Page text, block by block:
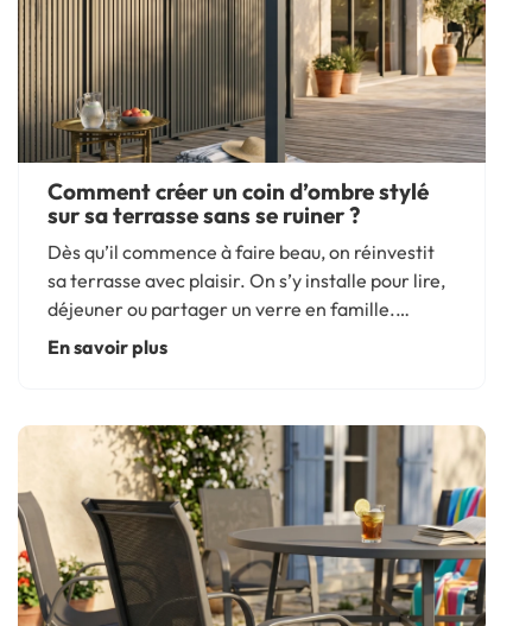
Comment créer un coin d’ombre stylé
sur sa terrasse sans se ruiner ?
Dès qu’il commence à faire beau, on réinvestit
sa terrasse avec plaisir. On s’y installe pour lire,
déjeuner ou partager un verre en famille.
Pourtant, lorsque le soleil brille intensément, la
chaleur de la journée peut vite être difficile à...
En savoir plus